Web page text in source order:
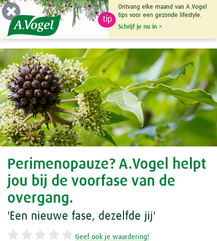
Perimenopauze? A.Vogel helpt
jou bij de voorfase van de
overgang.
'Een nieuwe fase, dezelfde jij'
Geef ook je waardering!
tip
Ontvang elke maand van A.Vogel
tips voor een gezonde lifestyle.
Schrijf je nu in >